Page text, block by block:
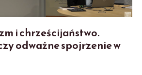
i chrześcijaństwo.
odważne spojrzenie w